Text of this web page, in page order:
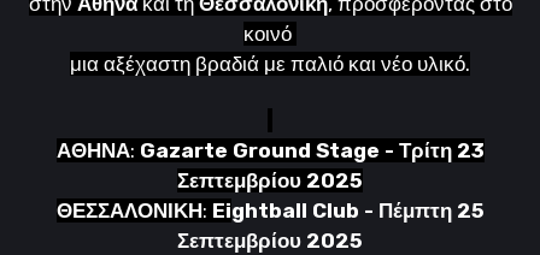
κοινό
μια αξέχαστη βραδιά με παλιό και νέο υλικό.
ΑΘΗΝΑ: Gazarte Ground Stage - Τρίτη 23
Σεπτεμβρίου 2025
ΘΕΣΣΑΛΟΝΙΚΗ: Eightball Club - Πέμπτη 25
Σεπτεμβρίου 2025